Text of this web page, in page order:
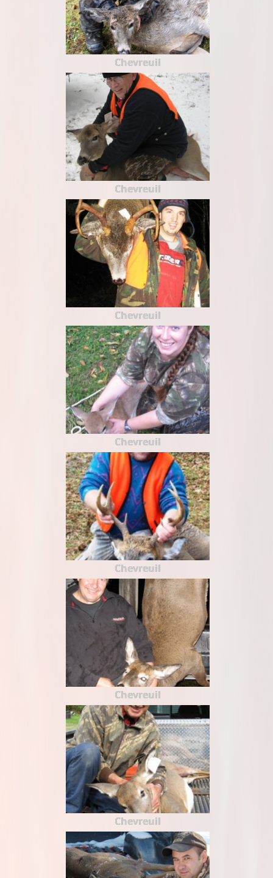
Chevreuil
Chevreuil
Chevreuil
Chevreuil
Chevreuil
Chevreuil
Chevreuil